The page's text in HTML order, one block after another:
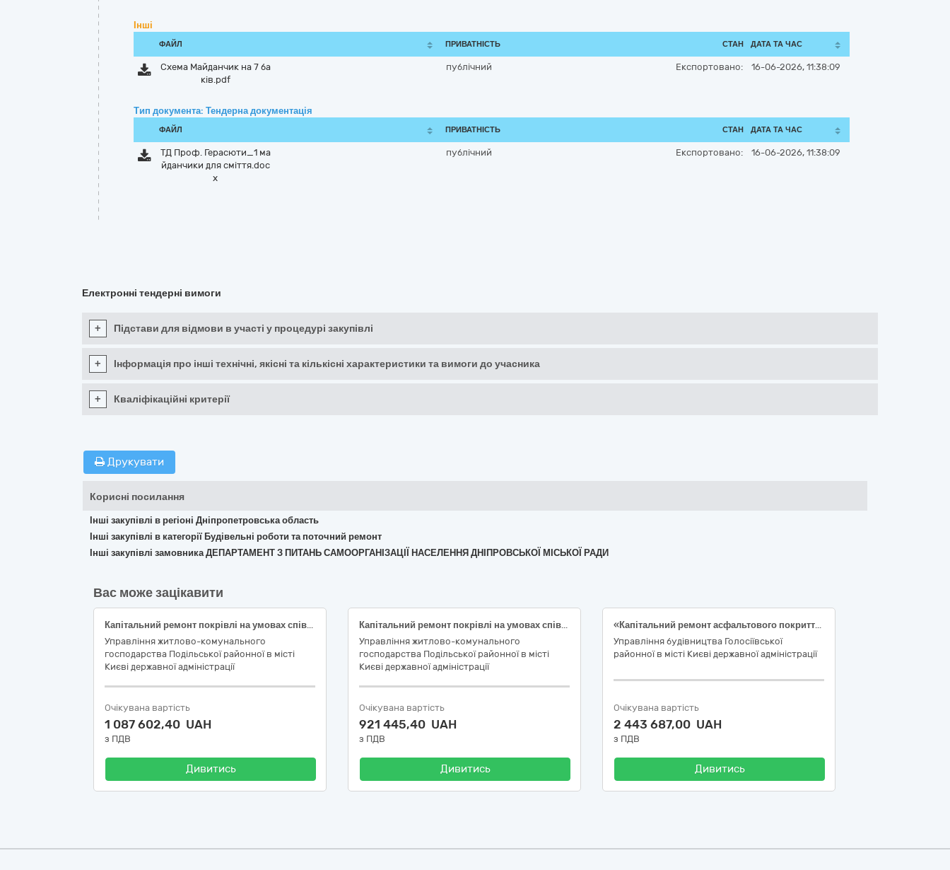
Інші
ФАЙЛ ПРИВАТНІСТЬ СТАН ДАТА ТА ЧАС
Схема Майданчик на 7 ба
ків.pdf
публічний Експортовано: 16-06-2026, 11:38:09
Тип документа: Тендерна документація
ФАЙЛ ПРИВАТНІСТЬ СТАН ДАТА ТА ЧАС
ТД Проф. Герасюти_1 ма
йданчики для сміття.doc
x
публічний Експортовано: 16-06-2026, 11:38:09
Електронні тендерні вимоги
+ Підстави для відмови в участі у процедурі закупівлі
+ Інформація про інші технічні, якісні та кількісні характеристики та вимоги до учасника
+ Кваліфікаційні критерії
Друкувати
Корисні посилання
Інші закупівлі в регіоні Дніпропетровська область
Інші закупівлі в категорії Будівельні роботи та поточний ремонт
Інші закупівлі замовника ДЕПАРТАМЕНТ З ПИТАНЬ САМООРГАНІЗАЦІЇ НАСЕЛЕННЯ ДНІПРОВСЬКОЇ МІСЬКОЇ РАДИ
Вас може зацікавити
Капітальний ремонт покрівлі на умовах співфінансування у житловому будинку за адресою: прос. Свободи, 24-Б у Подільському районі м. Києва (підготовка до опалювального сезону та заходи з енергозбереження)
Управління житлово-комунального
господарства Подільської районної в місті
Києві державної адміністрації
Очікувана вартість
1 087 602,40 UAH
з ПДВ
Дивитись
Капітальний ремонт покрівлі на умовах співфінансування у житловому будинку за адресою: просп. Європейського Союзу, 62-Б у Подільському районі м. Києва (підготовка до опалювального сезону та заходи з енергозбереження)
Управління житлово-комунального
господарства Подільської районної в місті
Києві державної адміністрації
Очікувана вартість
921 445,40 UAH
з ПДВ
Дивитись
«Капітальний ремонт асфальтового покриття (благоустрій) прибудинкових територій за адресою: вулиця Здановської Юлії, 26 у Голосіївському районі міста Києва». код ДК 021:2015 - 45453000-7 (Капітальний ремонт і реставрація)
Управління будівництва Голосіївської
районної в місті Києві державної адміністрації
Очікувана вартість
2 443 687,00 UAH
з ПДВ
Дивитись